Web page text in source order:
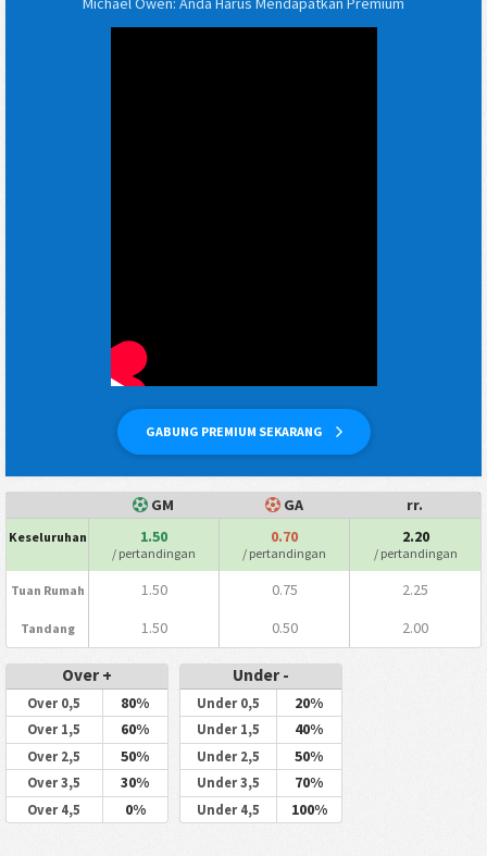
GABUNG PREMIUM SEKARANG
GM GA rr.
Keseluruhan 1.50
/ pertandingan
0.70
/ pertandingan
2.20
/ pertandingan
Tuan Rumah 1.50 0.75 2.25
Tandang 1.50 0.50 2.00
Over +
Over 0,5 80%
Over 1,5 60%
Over 2,5 50%
Over 3,5 30%
Over 4,5 0%
Under -
Under 0,5 20%
Under 1,5 40%
Under 2,5 50%
Under 3,5 70%
Under 4,5 100%